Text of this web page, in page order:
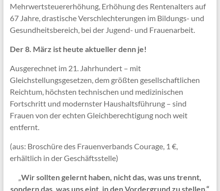
Mehrwertsteuererhöhung, Erhöhung des Rentenalters auf
67 Jahre, drastische Verschlechterungen im Bildungs- und
Gesundheitsbereich, bei der Jugend- und Frauenarbeit.
Der 8. März ist heute aktueller denn je!
Ausgerechnet im 21. Jahrhundert – mit
Gleichstellungsgesetzen, dem größten gesellschaftlichen
Reichtum, höchsten technischen und medizinischen
Fortschritt und modernster Haushaltsführung – sind
Frauen von der echten Gleichberechtigung noch weit
entfernt.
(aus: Broschüre des Frauenverbands Courage, 1 €,
erhältlich in der Geschäftsstelle)
„Wir sollten gelernt haben, nicht das, was uns trennt,
sondern das, was uns eint, in den Vordergrund zu stellen.“